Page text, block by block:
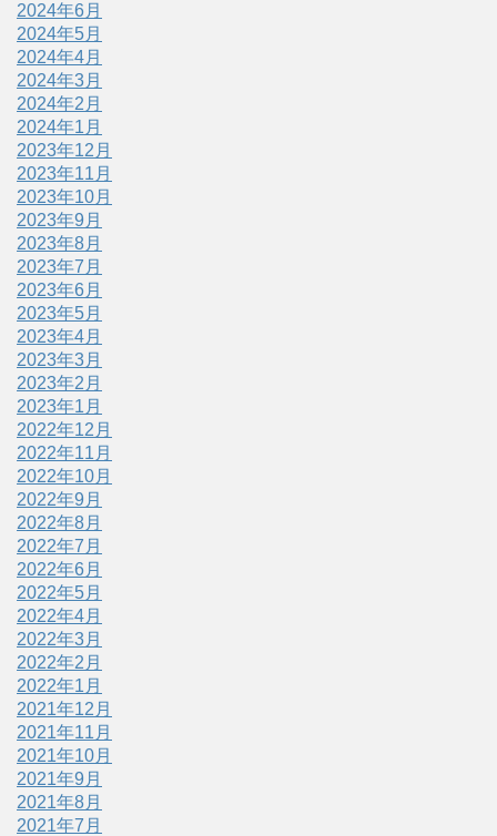
2024年6月
2024年5月
2024年4月
2024年3月
2024年2月
2024年1月
2023年12月
2023年11月
2023年10月
2023年9月
2023年8月
2023年7月
2023年6月
2023年5月
2023年4月
2023年3月
2023年2月
2023年1月
2022年12月
2022年11月
2022年10月
2022年9月
2022年8月
2022年7月
2022年6月
2022年5月
2022年4月
2022年3月
2022年2月
2022年1月
2021年12月
2021年11月
2021年10月
2021年9月
2021年8月
2021年7月